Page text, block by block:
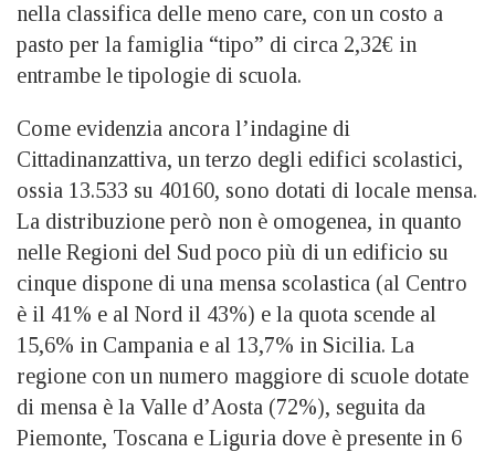
nella classifica delle meno care, con un costo a
pasto per la famiglia “tipo” di circa 2,32€ in
entrambe le tipologie di scuola.
Come evidenzia ancora l’indagine di
Cittadinanzattiva, un terzo degli edifici scolastici,
ossia 13.533 su 40160, sono dotati di locale mensa.
La distribuzione però non è omogenea, in quanto
nelle Regioni del Sud poco più di un edificio su
cinque dispone di una mensa scolastica (al Centro
è il 41% e al Nord il 43%) e la quota scende al
15,6% in Campania e al 13,7% in Sicilia. La
regione con un numero maggiore di scuole dotate
di mensa è la Valle d’Aosta (72%), seguita da
Piemonte, Toscana e Liguria dove è presente in 6